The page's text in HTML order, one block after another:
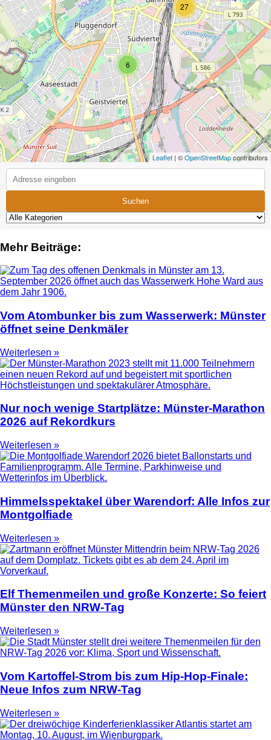
6
27
Leaflet | ©OpenStreetMapcontributors
Suchen
Mehr Beiträge:
Vom Atombunker bis zum Wasserwerk: Münster
öffnet seine Denkmäler
Weiterlesen »
Nur noch wenige Startplätze: Münster-Marathon
2026 auf Rekordkurs
Weiterlesen »
Himmelsspektakel über Warendorf: Alle Infos zur
Montgolfiade
Weiterlesen »
Elf Themenmeilen und große Konzerte: So feiert
Münster den NRW-Tag
Weiterlesen »
Vom Kartoffel-Strom bis zum Hip-Hop-Finale:
Neue Infos zum NRW-Tag
Weiterlesen »